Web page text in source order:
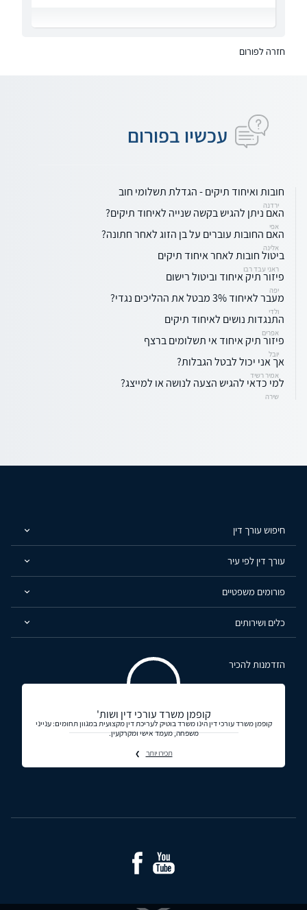
חזרה לפורום
עכשיו בפורום
חובות ואיחוד תיקים - הגדלת תשלומי חוב
ירדנה
האם ניתן להגיש בקשה שנייה לאיחוד תיקים?
אפי
האם החובות עוברים על בן הזוג לאחר חתונה?
אלינה
ביטול חובות לאחר איחוד תיקים
ראני עבד רבו
פיזור תיק איחוד וביטול רישום
יפה
מעבר לאיחוד 3% מבטל את ההליכים נגדי?
ולדי
התנגדות נושים לאיחוד תיקים
אפרים
פיזור תיק איחוד אי תשלומים ברצף
יובל
אך אני יכול לבטל הגבלות?
אמיר רשיד
למי כדאי להגיש הצעה לנושה או למייצג?
שירה
חיפוש עורך דין
עורך דין לפי עיר
פורומים משפטיים
כלים ושירותים
הזדמנות להכיר
קופמן משרד עורכי דין ושות'
קופמן משרד עורכי דין הינו משרד בוטיק לעריכת דין מקצועית במגוון תחומים: ענייני
משפחה, מעמד אישי ומקרקעין.
תכירו יותר